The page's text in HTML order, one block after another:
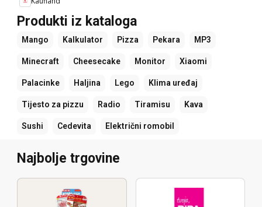
Produkti iz kataloga
Mango Kalkulator Pizza Pekara MP3
Minecraft Cheesecake Monitor Xiaomi
Palacinke Haljina Lego Klima uređaj
Tijesto za pizzu Radio Tiramisu Kava
Sushi Cedevita Električni romobil
Najbolje trgovine